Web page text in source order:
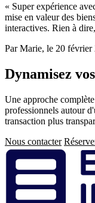
« Super expérience
mise en valeur des
interactives. Rien à
ParMarie, le 20 février
Dynamisez vos
Une approche
professionnels autour
transaction plus
Nous contacter
Pied
de
page